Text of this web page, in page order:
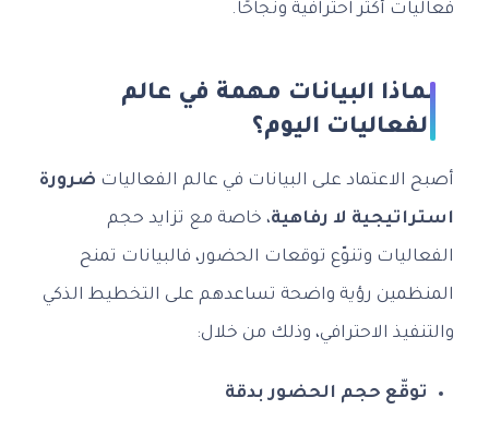
فعاليات أكثر احترافية ونجاحًا.
لماذا البيانات مهمة في عالم
الفعاليات اليوم؟
أصبح الاعتماد على البيانات في عالم الفعاليات ضرورة
استراتيجية لا رفاهية، خاصة مع تزايد حجم
الفعاليات وتنوّع توقعات الحضور، فالبيانات تمنح
المنظمين رؤية واضحة تساعدهم على التخطيط الذكي
والتنفيذ الاحترافي، وذلك من خلال:
توقّع حجم الحضور بدقة